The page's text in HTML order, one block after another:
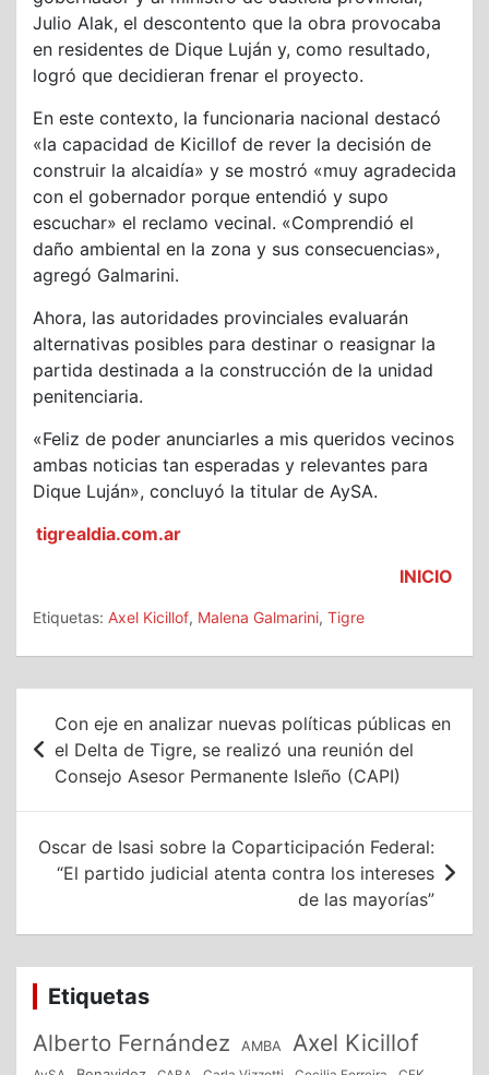
Julio Alak, el descontento que la obra provocaba
en residentes de Dique Luján y, como resultado,
logró que decidieran frenar el proyecto.
En este contexto, la funcionaria nacional destacó
«la capacidad de Kicillof de rever la decisión de
construir la alcaidía» y se mostró «muy agradecida
con el gobernador porque entendió y supo
escuchar» el reclamo vecinal. «Comprendió el
daño ambiental en la zona y sus consecuencias»,
agregó Galmarini.
Ahora, las autoridades provinciales evaluarán
alternativas posibles para destinar o reasignar la
partida destinada a la construcción de la unidad
penitenciaria.
«Feliz de poder anunciarles a mis queridos vecinos
ambas noticias tan esperadas y relevantes para
Dique Luján», concluyó la titular de AySA.
tigrealdia.com.ar
INICIO
Etiquetas: Axel Kicillof, Malena Galmarini, Tigre
Navegación
de
entradas
Con eje en analizar nuevas políticas públicas en
el Delta de Tigre, se realizó una reunión del
Consejo Asesor Permanente Isleño (CAPI)
Oscar de Isasi sobre la Coparticipación Federal:
“El partido judicial atenta contra los intereses
de las mayorías”
Etiquetas
Alberto Fernández AMBA Axel Kicillof